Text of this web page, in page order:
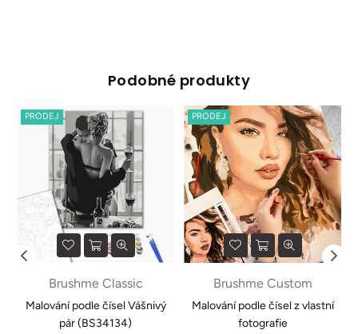
Podobné produkty
PRODEJ
Brushme Classic
Malování podle čísel Vášnivý
pár (BS34134)
PRODEJ
Brushme Custom
Malování podle čísel z vlastní
fotografie